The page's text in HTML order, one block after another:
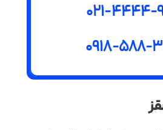
021-4444-
0918-588-